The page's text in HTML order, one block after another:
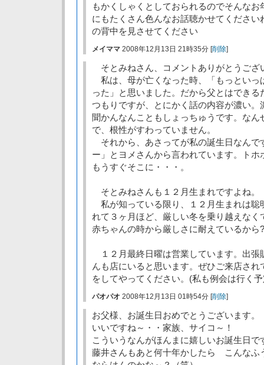
もかくしゃくとしておられるのでそんな
にもたくさん色んなお話聴かせてください
の背中を見させてください
メイママ 2008年12月13日 21時35分 [削除]
そとみねさん、コメントありがとうござ
私は、母が亡くなった時、「もっといっ
った」と思いました。だから父とはでき
つもりですが、とにかく話の内容が濃い。
聞かんなんこともしょっちゅうです。なん
で、根性がすわっていません。
それから、あさってが私の誕生日なんで
ー」とヨメさんから言われています。トホ
もうすぐそこに・・・。
そとみねさんも１２月生まれですよね。
私が知っている限り、１２月生まれは聡
れて３ヶ月ほど、厳しい冬を乗り越えなく
赤ちゃんの時から厳しさに耐えているから?
１２月最終日曜は営業しています。出張
んも店にいると思います。ぜひご来店さ
をしてやってください。(私も例会は行く
パオパオ 2008年12月13日 01時54分 [削除]
お父様、お誕生日おめでとうございます。
いいですね～・・家族、サイコ～！
こういうなんがほんまに嬉しいお誕生日
藤井さんもあと何十年かしたら こんなふ